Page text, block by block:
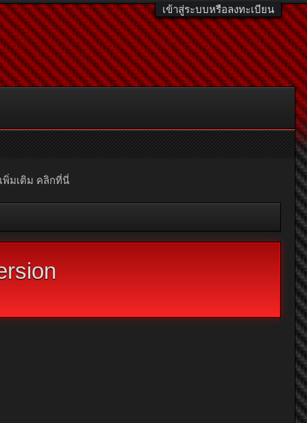
เข้าสู่ระบบหรือลงทะเบียน
พิ่มเติม คลิกที่นี่